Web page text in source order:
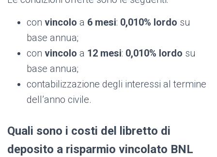
con vincolo a 6 mesi: 0,010% lordo su
base annua;
con vincolo a 12 mesi: 0,010% lordo su
base annua;
contabilizzazione degli interessi al termine
dell’anno civile.
Quali sono i costi del libretto di
deposito a risparmio vincolato BNL